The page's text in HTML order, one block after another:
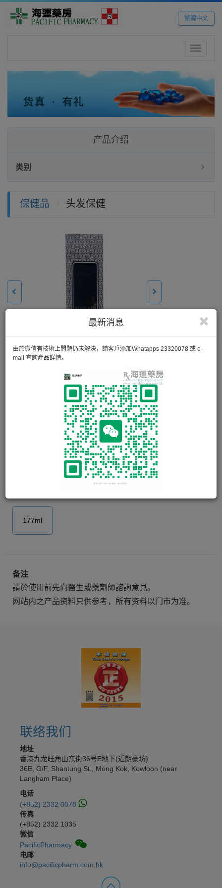
繁體中文
Toggle
最新消息
由於微信有技術上問題仍未解決，請客戶添加Whatapps 23320078 或 e-
mail 查詢產品詳情。
产品介绍
类别
保健品 头发保健
美國曼麗絲營養黑髮乳 Manair
Hair Groom & Conditioner with
Lanolin & Protein
177ml
备注
請於使用前先向醫生或藥劑師諮詢意見。
网站内之产品资料只供参考，所有资料以门市为准。
联络我们
地址
香港九龙旺角山东街36号E地下(近朗豪坊)
36E, G/F, Shantung St., Mong Kok, Kowloon (near
Langham Place)
电话
(+852) 2332 0078
传真
(+852) 2332 1035
微信
PacificPharmacy
电邮
info@pacificpharm.com.hk